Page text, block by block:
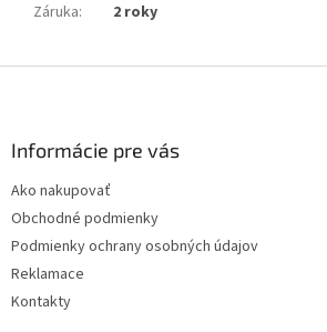
Záruka: 2 roky
Informácie pre vás
Ako nakupovať
Obchodné podmienky
Podmienky ochrany osobných údajov
Reklamace
Kontakty